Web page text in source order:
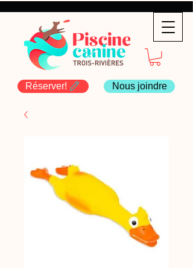
Nous joindre
Réserver!